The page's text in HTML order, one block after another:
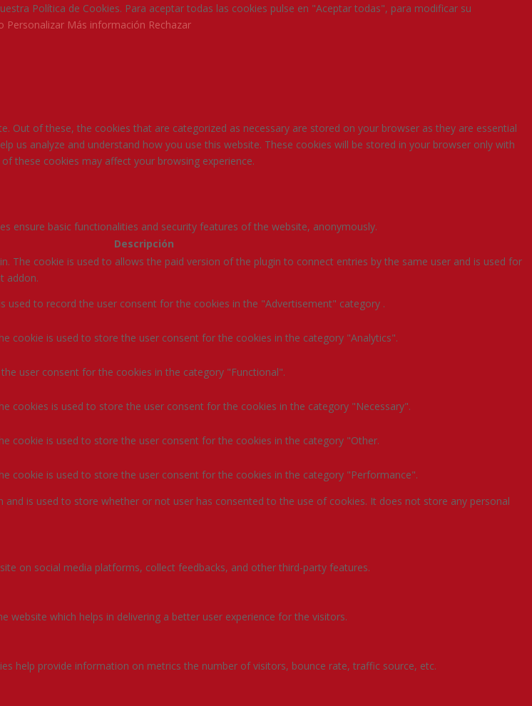
Política de Cookies. Para aceptar todas las cookies pulse en "Aceptar todas", para modificar su
Personalizar Más información Rechazar
Out of these, the cookies that are categorized as necessary are stored on your browser as they are essential
us analyze and understand how you use this website. These cookies will be stored in your browser only with
these cookies may affect your browsing experience.
ensure basic functionalities and security features of the website, anonymously.
Descripción
The cookie is used to allows the paid version of the plugin to connect entries by the same user and is used for
addon.
used to record the user consent for the cookies in the "Advertisement" category .
cookie is used to store the user consent for the cookies in the category "Analytics".
user consent for the cookies in the category "Functional".
cookies is used to store the user consent for the cookies in the category "Necessary".
cookie is used to store the user consent for the cookies in the category "Other.
cookie is used to store the user consent for the cookies in the category "Performance".
and is used to store whether or not user has consented to the use of cookies. It does not store any personal
on social media platforms, collect feedbacks, and other third-party features.
which helps in delivering a better user experience for the visitors.
help provide information on metrics the number of visitors, bounce rate, traffic source, etc.